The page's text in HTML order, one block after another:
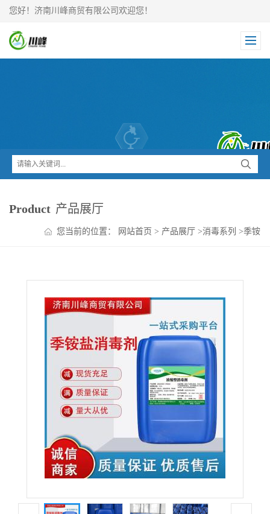
您好！济南川峰商贸有限公司欢迎您！
Product 产品展厅
您当前的位置： 网站首页 > 产品展厅 >消毒系列 >季铵